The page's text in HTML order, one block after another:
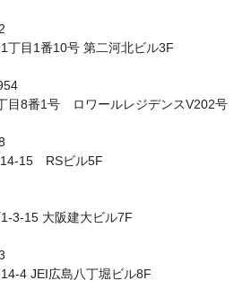
目1番10号 第二河北ビル3F
8番1号　ロワールレジデンスV202号
15　RSビル5F
3-15 大阪建大ビル7F
4 JEI広島八丁堀ビル8F